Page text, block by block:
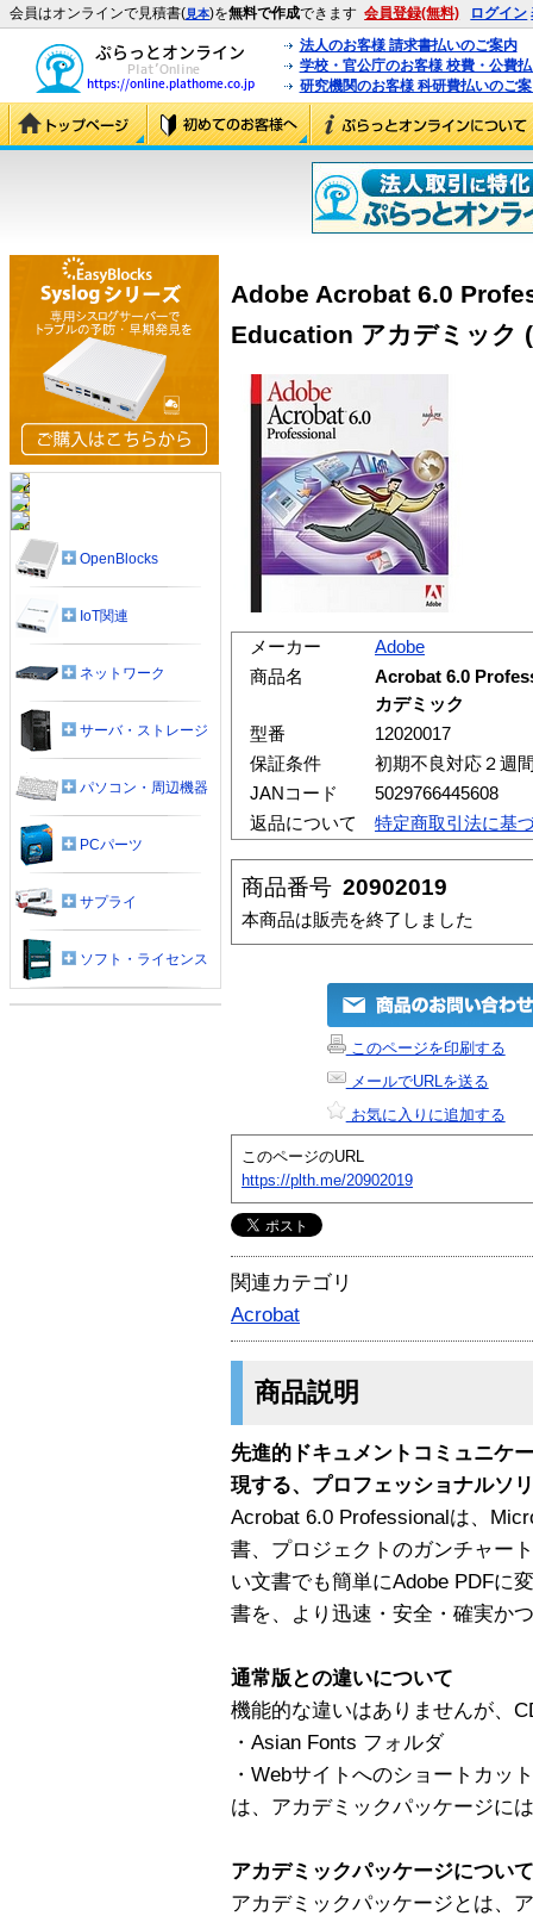
会員はオンラインで見積書(見本)を無料で作成できます 会員登録(無料) ログイン
法人のお客様 請求書払いのご案内
学校・官公庁のお客様 校費・公費
研究機関のお客様 科研費払いのご
Adobe Acrobat 6.0
Education アカデミック
メーカー
Adobe
商品名
Acrobat 6.0
カデミック
型番
12020017
保証条件
初期不良対応２週
JANコード
5029766445608
返品について
特定商取引法に基
商品番号 20902019
本商品は販売を終了しました
このページを印刷する
メールでURLを送る
お気に入りに追加する
このページのURL
https://plth.me/20902019
関連カテゴリ
Acrobat
商品説明
先進的ドキュメントコミュニケ
現する、プロフェッショナルソ
Acrobat 6.0 Professionalは、
書、プロジェクトのガンチャー
い文書でも簡単にAdobe PDFに
書を、より迅速・安全・確実か
通常版との違いについて
機能的な違いはありませんが、
・Asian Fonts フォルダ
・Webサイトへのショートカッ
は、アカデミックパッケージに
アカデミックパッケージについて
アカデミックパッケージとは、
OpenBlocks
IoT関連
ネットワーク
サーバ・ストレージ
パソコン・周辺機器
PCパーツ
サプライ
ソフト・ライセンス